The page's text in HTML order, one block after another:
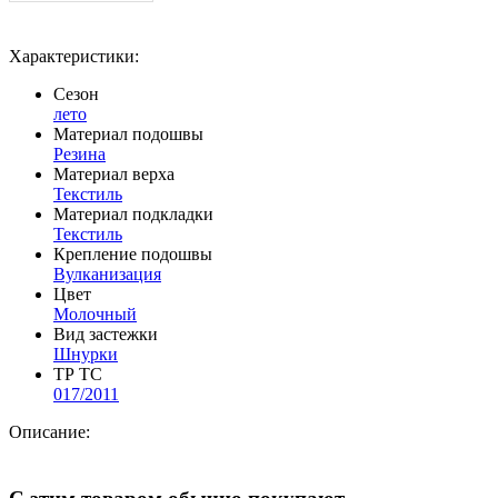
Характеристики:
Сезон
лето
Материал подошвы
Резина
Материал верха
Текстиль
Материал подкладки
Текстиль
Крепление подошвы
Вулканизация
Цвет
Молочный
Вид застежки
Шнурки
ТР ТС
017/2011
Описание: